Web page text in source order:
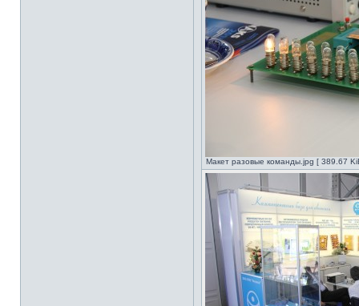
Макет разовые команды.jpg [ 389.67